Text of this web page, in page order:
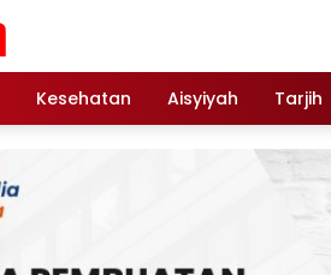
Kesehatan Aisyiyah Tarjih